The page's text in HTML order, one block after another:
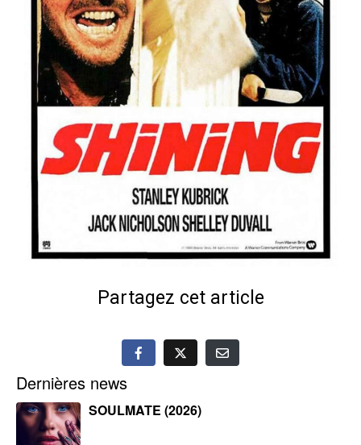
Partagez cet article
Dernières news
SOULMATE (2026)